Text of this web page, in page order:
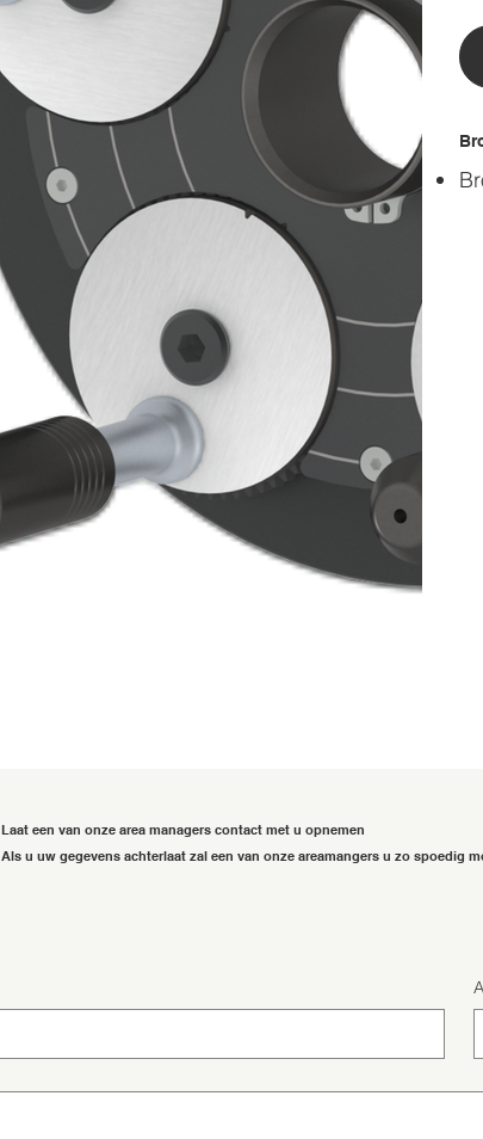
Laat een van onze area managers contact met u opnemen
Als u uw gegevens achterlaat zal een van onze areamangers u zo spoedig